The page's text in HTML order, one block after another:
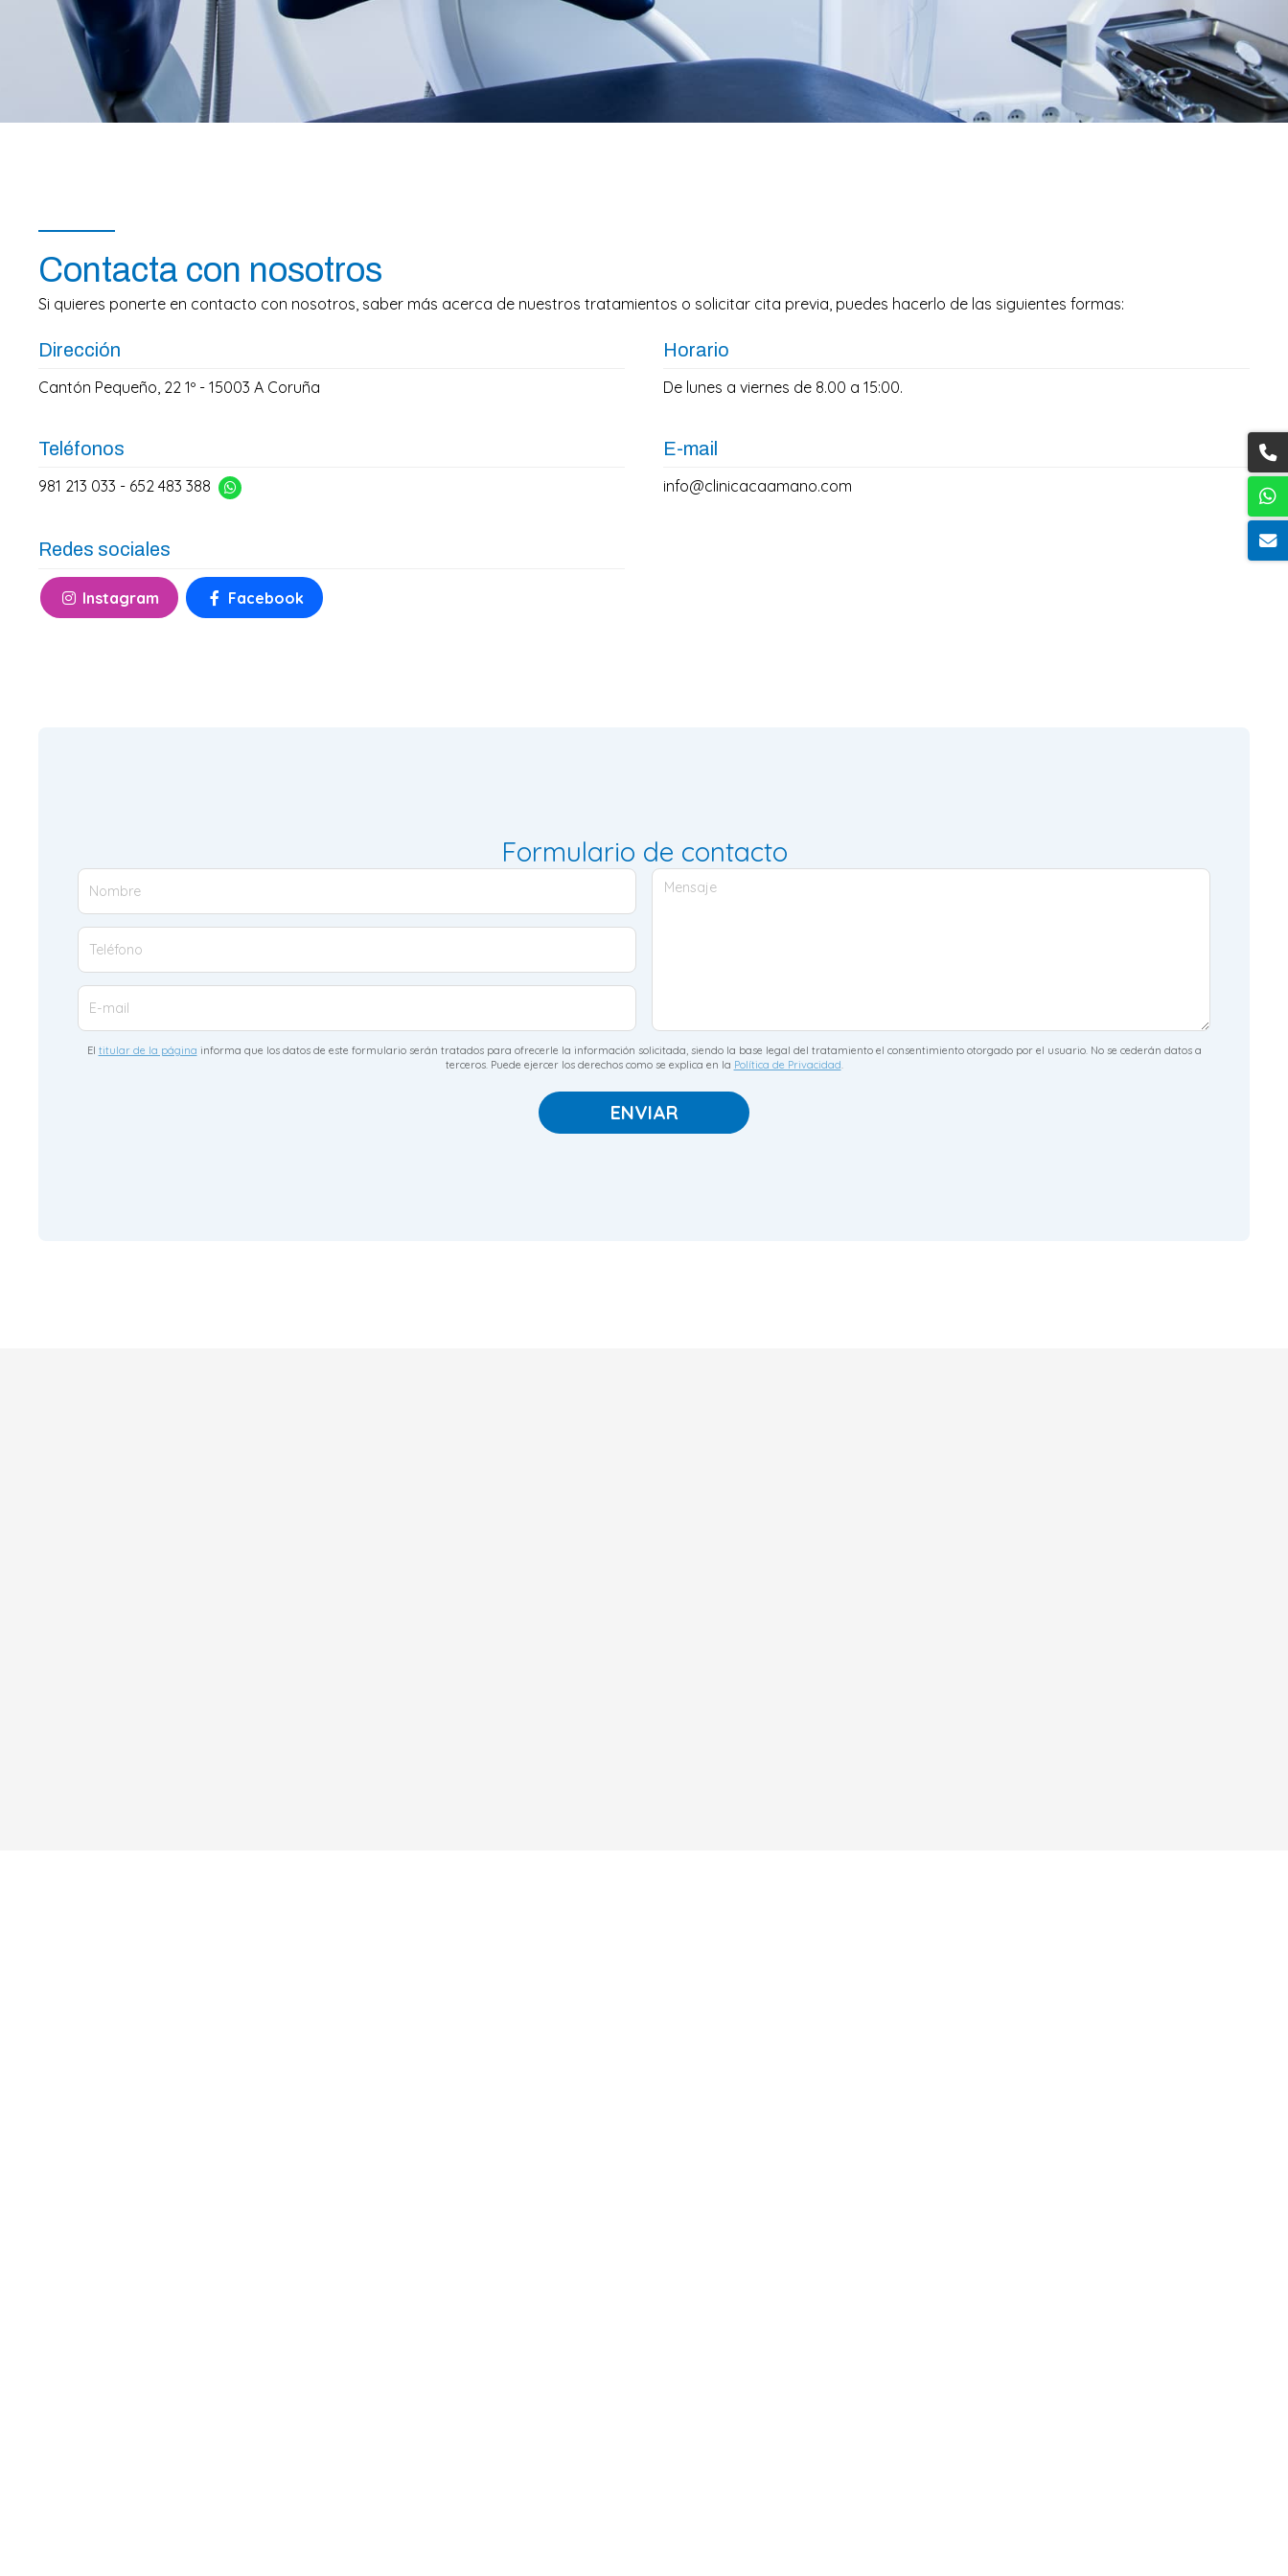
Contacta con nosotros
Si quieres ponerte en contacto con nosotros, saber más acerca de nuestros tratamientos o solicitar cita previa, puedes hacerlo de las siguientes formas:
Dirección
Cantón Pequeño, 22 1º - 15003 A Coruña
Horario
De lunes a viernes de 8.00 a 15:00.
Teléfonos
981 213 033 - 652 483 388
E-mail
info@clinicacaamano.com
Redes sociales
Instagram Facebook
Formulario de contacto
Nombre
Teléfono
E-mail
Mensaje
El titular de la página informa que los datos de este formulario serán tratados para ofrecerle la información solicitada, siendo la base legal del tratamiento el consentimiento otorgado por el usuario. No se cederán datos a
terceros. Puede ejercer los derechos como se explica en la Política de Privacidad